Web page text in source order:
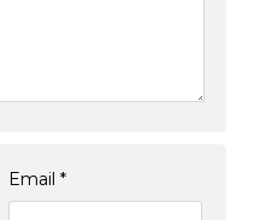
Email *